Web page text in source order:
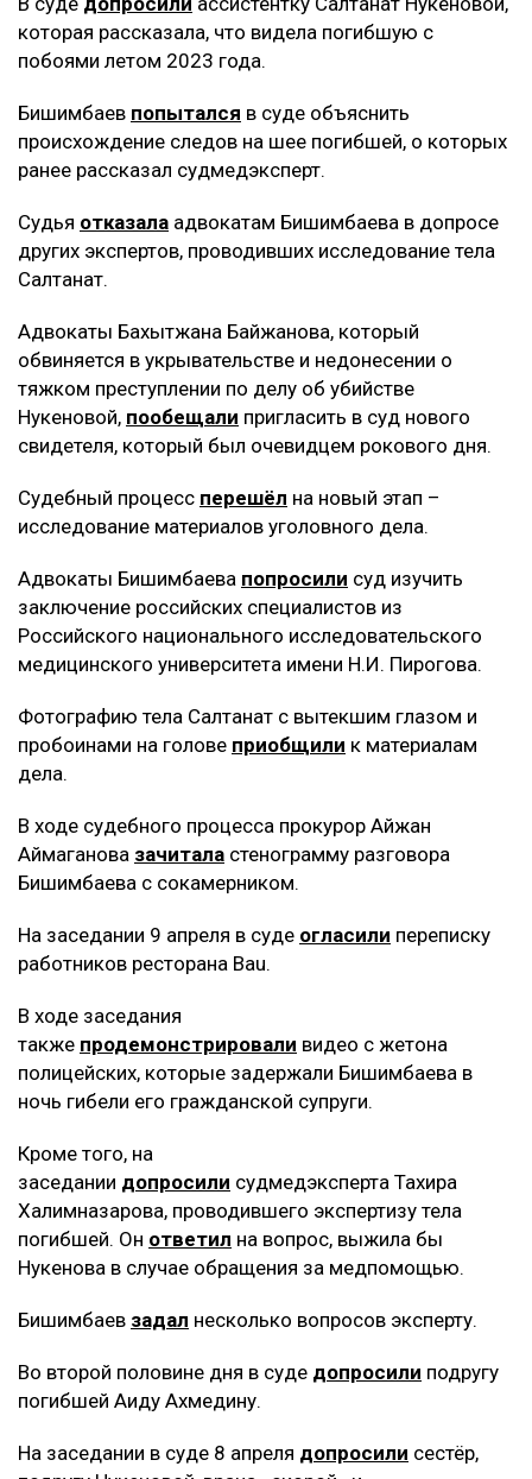
которая рассказала, что видела погибшую с
побоями летом 2023 года.
Бишимбаев попытался в суде объяснить
происхождение следов на шее погибшей, о которых
ранее рассказал судмедэксперт.
Судья отказала адвокатам Бишимбаева в допросе
других экспертов, проводивших исследование тела
Салтанат.
Адвокаты Бахытжана Байжанова, который
обвиняется в укрывательстве и недонесении о
тяжком преступлении по делу об убийстве
Нукеновой, пообещали пригласить в суд нового
свидетеля, который был очевидцем рокового дня.
Судебный процесс перешёл на новый этап –
исследование материалов уголовного дела.
Адвокаты Бишимбаева попросили суд изучить
заключение российских специалистов из
Российского национального исследовательского
медицинского университета имени Н.И. Пирогова.
Фотографию тела Салтанат с вытекшим глазом и
пробоинами на голове приобщили к материалам
дела.
В ходе судебного процесса прокурор Айжан
Аймаганова зачитала стенограмму разговора
Бишимбаева с сокамерником.
На заседании 9 апреля в суде огласили переписку
работников ресторана Bau.
В ходе заседания
также продемонстрировали видео с жетона
полицейских, которые задержали Бишимбаева в
ночь гибели его гражданской супруги.
Кроме того, на
заседании допросили судмедэксперта Тахира
Халимназарова, проводившего экспертизу тела
погибшей. Он ответил на вопрос, выжила бы
Нукенова в случае обращения за медпомощью.
Бишимбаев задал несколько вопросов эксперту.
Во второй половине дня в суде допросили подругу
погибшей Аиду Ахмедину.
На заседании в суде 8 апреля допросили сестёр,